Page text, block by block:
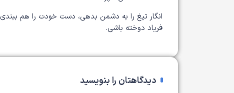
انگار تیغ را به دشمن بدهی، دست خودت را هم
فریاد دوخته باشی.
دیدگاهتان را بنویسید